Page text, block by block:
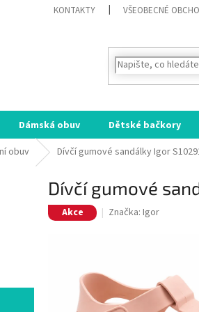
KONTAKTY VŠEOBECNÉ
Dámská obuv Dětské bačkory
obuv Dívčí gumové sandálky Igor
Dívčí gumové
Akce Značka: Igor